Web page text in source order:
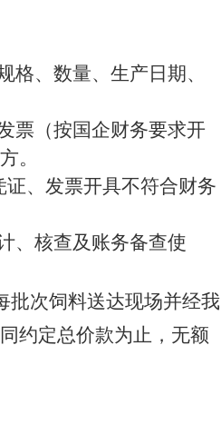
、数量、生产日期、
票（按国企财务要求开
。
、发票开具不符合财务
、核查及账务备查使
批次饲料送达现场并经我
约定总价款为止，无额